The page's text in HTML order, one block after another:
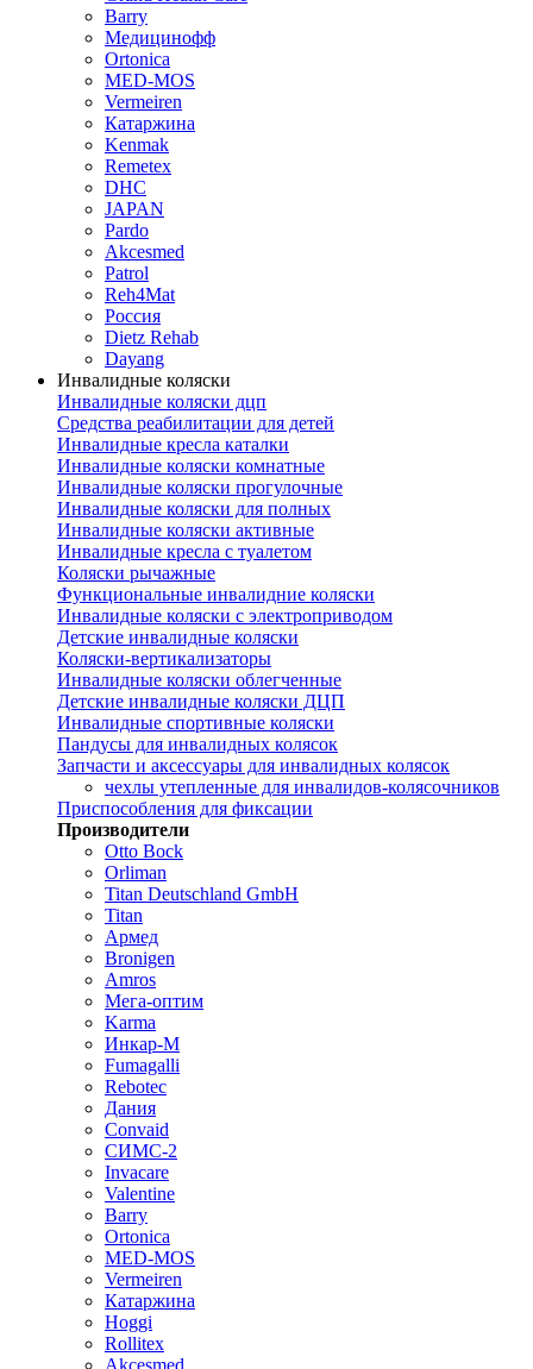
Barry
Медицинофф
Ortonica
MED-MOS
Vermeiren
Катаржина
Kenmak
Remetex
DHC
JAPAN
Pardo
Akcesmed
Patrol
Reh4Mat
Россия
Dietz Rehab
Dayang
Инвалидные коляски
Инвалидные коляски дцп
Средства реабилитации для детей
Инвалидные кресла каталки
Инвалидные коляски комнатные
Инвалидные коляски прогулочные
Инвалидные коляски для полных
Инвалидные коляски активные
Инвалидные кресла с туалетом
Коляски рычажные
Функциональные инвалидние коляски
Инвалидные коляски с электроприводом
Детские инвалидные коляски
Коляски-вертикализаторы
Инвалидные коляски облегченные
Детские инвалидные коляски ДЦП
Инвалидные спортивные коляски
Пандусы для инвалидных колясок
Запчасти и аксессуары для инвалидных колясок
чехлы утепленные для инвалидов-колясочников
Приспособления для фиксации
Производители
Otto Bock
Orliman
Titan Deutschland GmbH
Titan
Армед
Bronigen
Amros
Мега-оптим
Karma
Инкар-М
Fumagalli
Rebotec
Дания
Convaid
СИМС-2
Invacare
Valentine
Barry
Ortonica
MED-MOS
Vermeiren
Катаржина
Hoggi
Rollitex
Akcesmed